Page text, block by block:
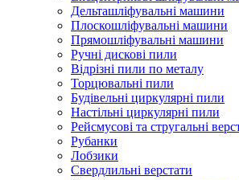
Дельташліфувальні машини
Плоскошліфувальні машини
Прямошліфувальні машини
Ручні дискові пили
Відрізні пили по металу
Торцювальні пили
Будівельні циркулярні пили
Настільні циркулярні пили
Рейсмусові та стругальні
Рубанки
Лобзики
Свердлильні верстати